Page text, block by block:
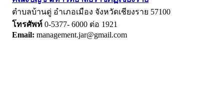
ตำบลบ้านดู่ อำเภอเมือง จังหวัดเชียงราย 57100
โทรศัพท์ 0-5377- 6000 ต่อ 1921
Email: management.jar@gmail.com